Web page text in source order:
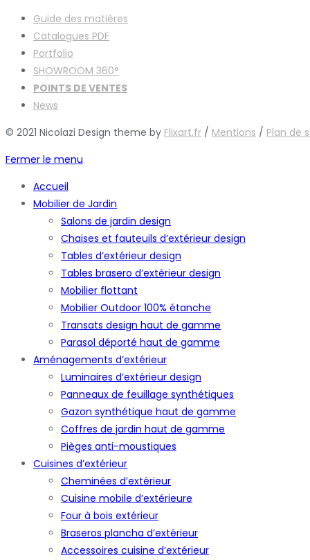
Guide des matières
Catalogues PDF
Portfolio
SHOWROOM 360°
POINTS DE VENTES
News
© 2021 Nicolazi Design theme by Flixart.fr / Mentions / Plan de
Fermer le menu
Accueil
Mobilier de Jardin
Salons de jardin design
Chaises et fauteuils d’extérieur design
Tables d’extérieur design
Tables brasero d’extérieur design
Mobilier flottant
Mobilier Outdoor 100% étanche
Transats design haut de gamme
Parasol déporté haut de gamme
Aménagements d’extérieur
Luminaires d’extérieur design
Panneaux de feuillage synthétiques
Gazon synthétique haut de gamme
Coffres de jardin haut de gamme
Pièges anti-moustiques
Cuisines d’extérieur
Cheminées d’extérieur
Cuisine mobile d’extérieure
Four à bois extérieur
Braseros plancha d’extérieur
Accessoires cuisine d’extérieur